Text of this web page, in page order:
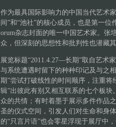
作为最具国际影响力的中国当代艺术
间”和“池社”的核心成员，也是第一
orum杂志封面的唯一中国艺术家。张
众，但深刻的思想性和批判性也潜藏其
展览标题“2011.4.27—长期”取自艺术
与系统遭遇时留下的种种印记及与之
期”尝试打破线性的时间顺序，注重
辑”出彼此有别又相互联系的七个板
众的共情；有时着墨于展示多件作品
圣的仪式空间，引发人们对生命和身
的“只言片语”也会零星浮现于展厅中